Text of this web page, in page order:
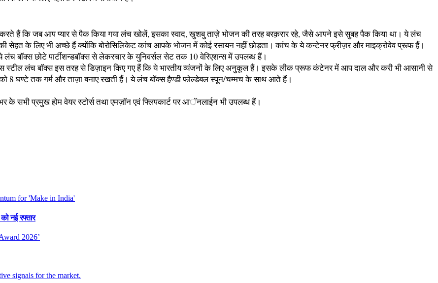
करते हैं कि जब आप प्यार से पैक किया गया लंच खोलें, इसका स्वाद, खुशबु ताज़े भोजन की तरह बरक़रार रहे, जैसे आपने इसे सुबह पैक किया था। ये लंच
सेहत के लिए भी अच्छे हैं क्योंकि बोरोसिलिकेट कांच आपके भोजन में कोई रसायन नहीं छोड़ता। कांच के ये कन्टेनर फ्रीज़र और माइक्रोवेव प्रूफ हैं।
छोटे पार्टीशन्डबाॅक्स से लेकरचार के युनिवर्सल सेट तक 10 वेरिएशन्स में उपलब्ध हैं।
स्टील लंच बाॅक्स इस तरह से डिज़ाइन किए गए हैं कि ये भारतीय व्यंजनों के लिए अनुकूल हैं। इसके लीक प्रूफ कंटेनर में आप दाल और करी भी आसानी से
घण्टे तक गर्म और ताज़ा बनाए रखती हैं। ये लंच बाॅक्स हैण्डी फोल्डेबल स्पून/चम्मच के साथ आते हैं।
सभी प्रमुख होम वेयर स्टोर्स तथा एमज़ाॅन एवं फ्लिपकार्ट पर आॅनलाईन भी उपलब्ध हैं।
नई रफ्तार